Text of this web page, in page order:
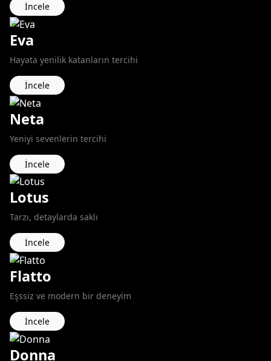
İncele
Eva
Hayata yenilik katanların tercihi
İncele
Neta
Yeniyi sevenlerin tercihi
İncele
Lotus
Tarzı, detaylarda saklı
İncele
Flatto
Eşssiz ve modern bir deneyim
İncele
Donna